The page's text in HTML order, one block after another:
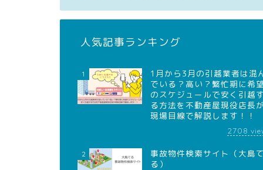
人気記事ランキング
1
1月から3月の引越業者は混
でいる？高い？繁忙期に希望
のスケジュールで安く引越す
る方法を不動産屋現役店長が
現場目線で解説します！！
2708
2
事故物件検索サイト（大島て
る）